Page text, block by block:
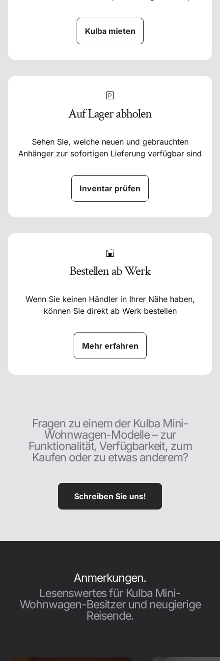
Kulba mieten
Auf Lager abholen
Sehen Sie, welche neuen und gebrauchten
Anhänger zur sofortigen Lieferung verfügbar sind
Inventar prüfen
Bestellen ab Werk
Wenn Sie keinen Händler in Ihrer Nähe haben,
können Sie direkt ab Werk bestellen
Mehr erfahren
Fragen zu einem der Kulba Mini-
Wohnwagen-Modelle – zur
Funktionalität, Verfügbarkeit, zum
Kaufen oder zu etwas anderem?
Schreiben Sie uns!
Anmerkungen.
Lesenswertes für Kulba Mini-
Wohnwagen-Besitzer und neugierige
Reisende.